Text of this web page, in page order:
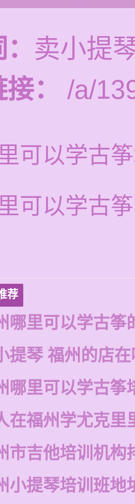
卖小提
：
/a/
可以学古
可以学古
荐
哪里可以学古筝
提琴 福州的店
哪里可以学古筝
在福州学尤克里
市吉他培训机构
小提琴培训班地